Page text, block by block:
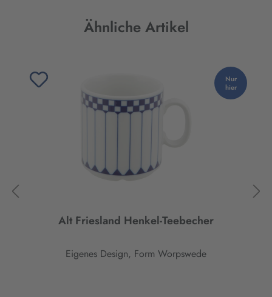
Produktgalerie überspringen
Ähnliche Artikel
Nur
hier
Alt Friesland Henkel-Teebecher
Eigenes Design, Form Worpswede